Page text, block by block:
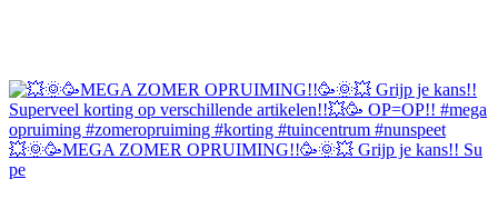
💥🌞🥳MEGA ZOMER OPRUIMING!!🥳🌞💥 Grijp je kans!! Su
pe